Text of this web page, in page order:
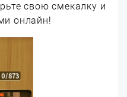
свою смекалку и
онлайн!